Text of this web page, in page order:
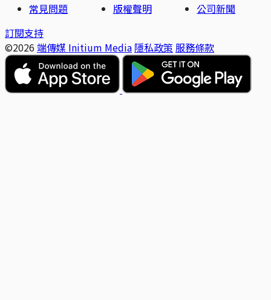
常見問題
版權聲明
公司新聞
訂閱支持
©2026 端傳媒 Initium Media 隱私政策 服務條款